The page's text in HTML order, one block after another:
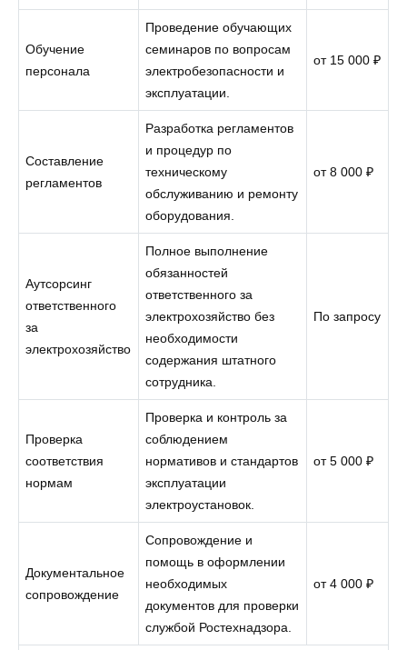
Обучение
персонала
Проведение обучающих
семинаров по вопросам
электробезопасности и
эксплуатации.
от 15 000 ₽
Составление
регламентов
Разработка регламентов
и процедур по
техническому
обслуживанию и ремонту
оборудования.
от 8 000 ₽
Аутсорсинг
ответственного
за
электрохозяйство
Полное выполнение
обязанностей
ответственного за
электрохозяйство без
необходимости
содержания штатного
сотрудника.
По запросу
Проверка
соответствия
нормам
Проверка и контроль за
соблюдением
нормативов и стандартов
эксплуатации
электроустановок.
от 5 000 ₽
Документальное
сопровождение
Сопровождение и
помощь в оформлении
необходимых
документов для проверки
службой Ростехнадзора.
от 4 000 ₽